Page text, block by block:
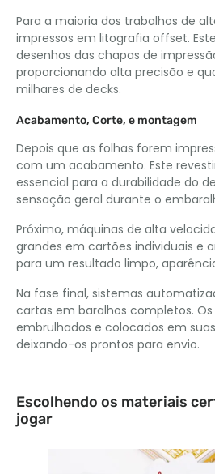
Para a maioria dos trabalhos de
impressos em litografia offset.
desenhos das chapas de
proporcionando alta precisão e
milhares de decks.
Acabamento, Corte, e montagem
Depois que as folhas forem
com um acabamento. Este
essencial para a durabilidade do
sensação geral durante o
Próximo, máquinas de alta
grandes em cartões individuais e
para um resultado limpo,
Na fase final, sistemas
cartas em baralhos completos.
embrulhados e colocados em
deixando-os prontos para envio.
Escolhendo os materiais
jogar